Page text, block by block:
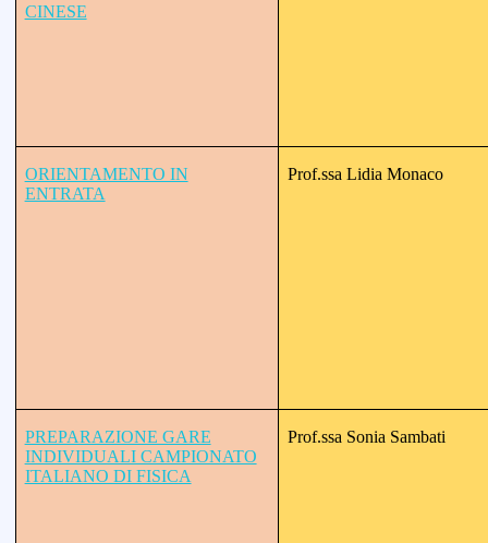
CINESE
ORIENTAMENTO IN
ENTRATA
Prof.ssa Lidia Monaco
PREPARAZIONE GARE
INDIVIDUALI CAMPIONATO
ITALIANO DI FISICA
Prof.ssa Sonia Sambati